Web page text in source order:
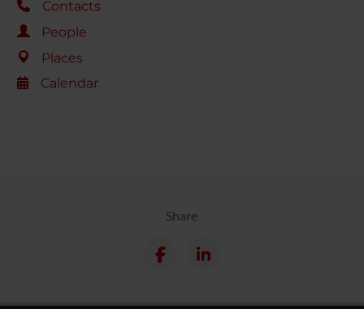
Contacts
People
Places
Calendar
Share